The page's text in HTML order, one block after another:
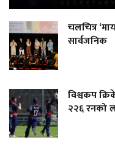
चलचित्र
सार्वजनिक
विश्वकप
२२६ रनको